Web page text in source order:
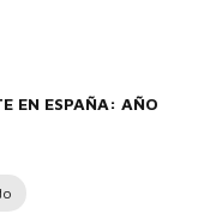
EN ESPAÑA: AÑO